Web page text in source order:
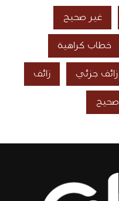
غير صحيح
خطاب كراهية
زائف جزئي زائف
صحيح